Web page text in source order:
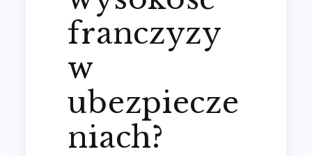
franczyzy
w
ubezpiecze
niach?